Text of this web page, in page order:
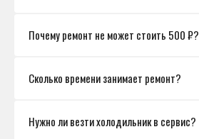
Почему ремонт не может стоить 500 ₽?
Сколько времени занимает ремонт?
Нужно ли везти холодильник в сервис?